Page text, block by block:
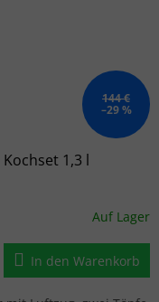
144 €
–29 %
Kochset 1,3 l
Auf Lager
In den Warenkorb